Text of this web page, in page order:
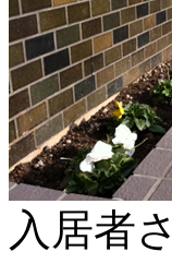
入居者